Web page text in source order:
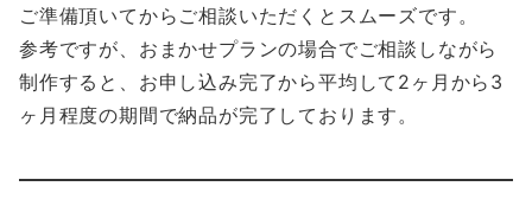
ご準備頂いてからご相談いただくとスムーズです。
参考ですが、おまかせプランの場合でご相談しながら
制作すると、お申し込み完了から平均して2ヶ月から3
ヶ月程度の期間で納品が完了しております。